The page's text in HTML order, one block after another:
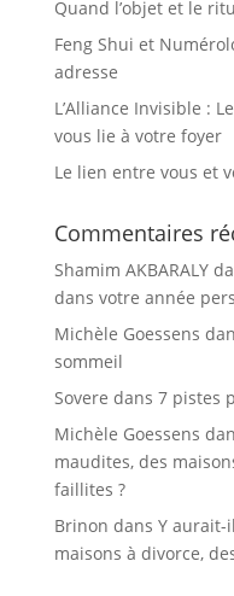
Quand l’objet et le
Feng Shui et
adresse
L’Alliance Invisible :
vous lie à votre foyer
Le lien entre vous et
Commentaires
Shamim AKBARALY
dans votre année
Michèle Goessens
sommeil
Sovere dans 7 pistes
Michèle Goessens
maudites, des
faillites ?
Brinon dans Y aurait-
maisons à divorce,